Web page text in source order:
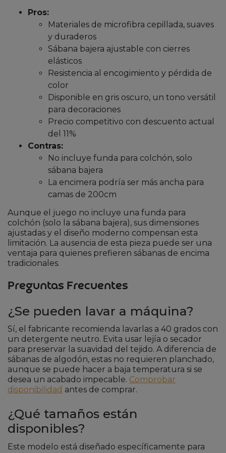
Pros:
Materiales de microfibra cepillada, suaves
y duraderos
Sábana bajera ajustable con cierres
elásticos
Resistencia al encogimiento y pérdida de
color
Disponible en gris oscuro, un tono versátil
para decoraciones
Precio competitivo con descuento actual
del 11%
Contras:
No incluye funda para colchón, solo
sábana bajera
La encimera podría ser más ancha para
camas de 200cm
Aunque el juego no incluye una funda para
colchón (solo la sábana bajera), sus dimensiones
ajustadas y el diseño moderno compensan esta
limitación. La ausencia de esta pieza puede ser una
ventaja para quienes prefieren sábanas de encima
tradicionales.
Preguntas Frecuentes
¿Se pueden lavar a máquina?
Sí, el fabricante recomienda lavarlas a 40 grados con
un detergente neutro. Evita usar lejía o secador
para preservar la suavidad del tejido. A diferencia de
sábanas de algodón, estas no requieren planchado,
aunque se puede hacer a baja temperatura si se
desea un acabado impecable. Comprobar
disponibilidad antes de comprar.
¿Qué tamaños están
disponibles?
Este modelo está diseñado específicamente para